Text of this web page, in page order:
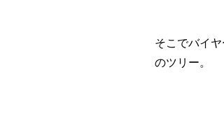
そこでバイ
のツリー。